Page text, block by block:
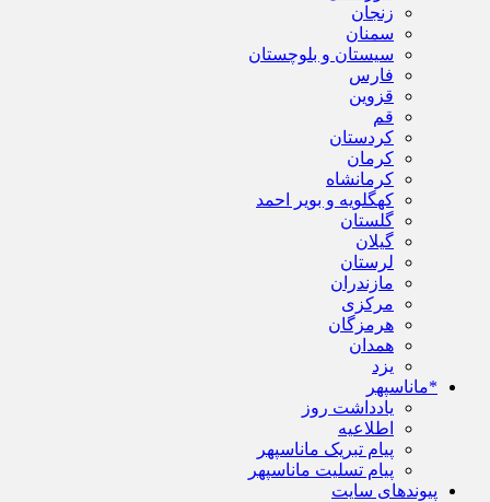
زنجان
سمنان
سیستان و بلوچستان
فارس
قزوین
قم
کردستان
کرمان
کرمانشاه
کهگلویه و بویر احمد
گلستان
گیلان
لرستان
مازندران
مرکزی
هرمزگان
همدان
یزد
*ماناسپهر
یادداشت روز
اطلاعیه
پیام تبریک ماناسپهر
پیام تسلیت ماناسپهر
پیوندهای سایت